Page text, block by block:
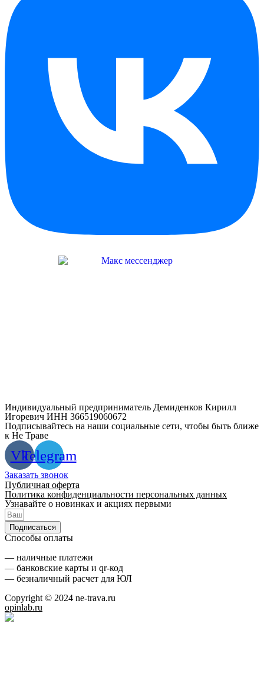
Индивидуальный предприниматель Демиденков Кирилл
Игоревич ИНН 366519060672
Подписывайтесь на наши социальные сети, чтобы быть ближе
к Не Траве
VkTelegram
Заказать звонок
Публичная оферта
Политика конфиденциальности персональных данных
Узнавайте о новинках и акциях первыми
Подписаться
Способы оплаты
— наличные платежи
— банковские карты и qr-код
— безналичный расчет для ЮЛ
Copyright © 2024 ne-trava.ru
opinlab.ru